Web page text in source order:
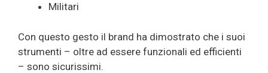
Militari
Con questo gesto il brand ha dimostrato che i suoi
strumenti – oltre ad essere funzionali ed efficienti
– sono sicurissimi.